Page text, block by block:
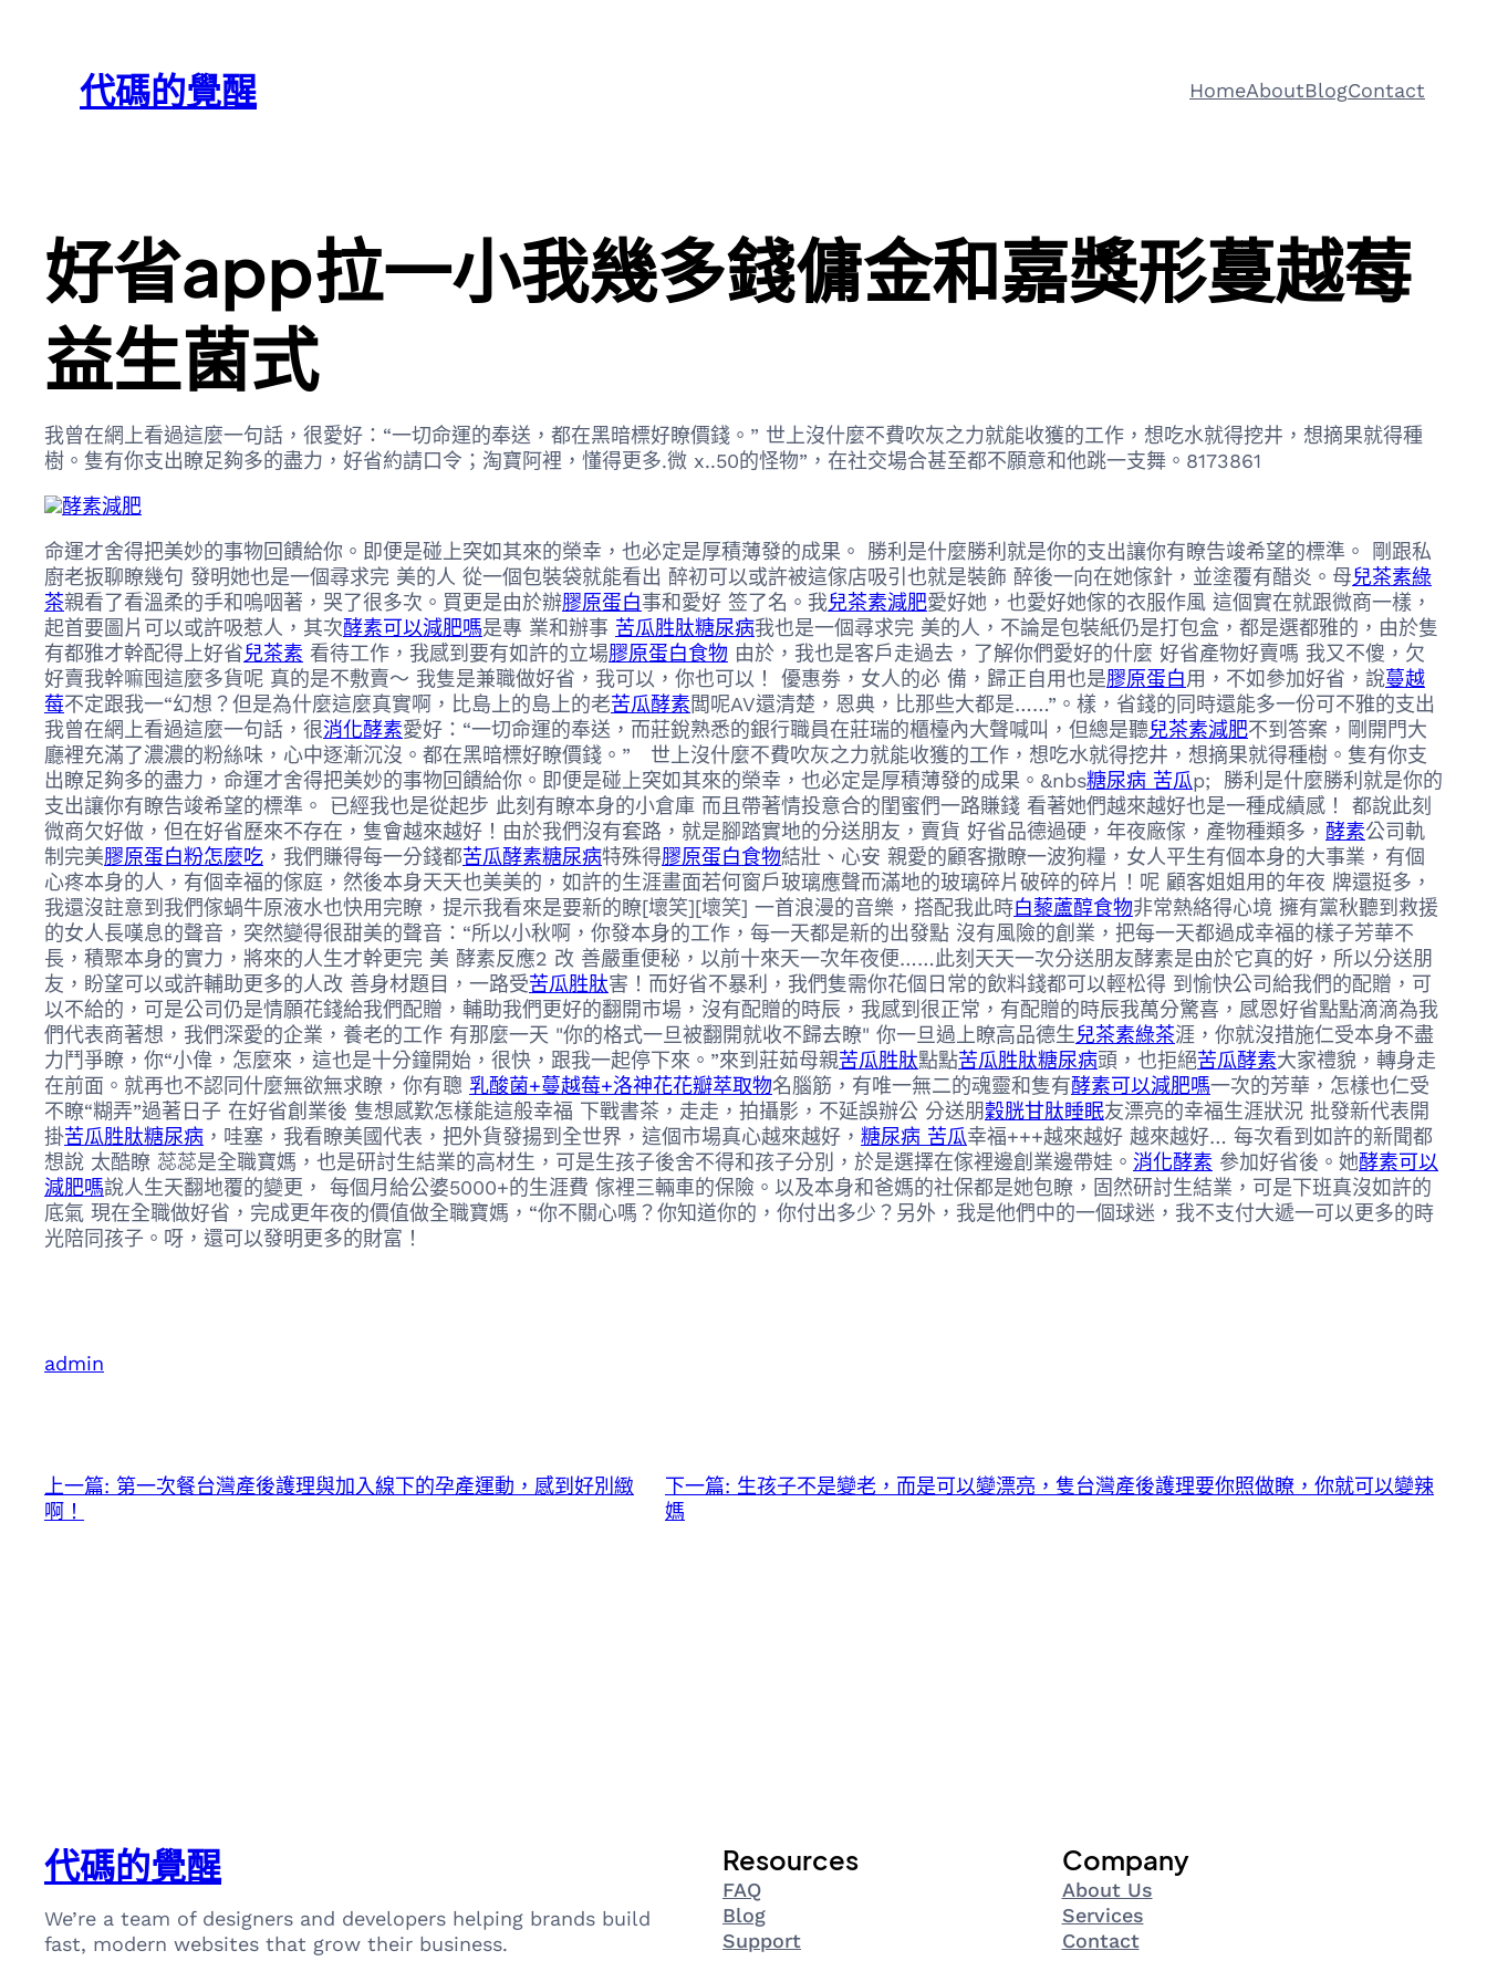
content代碼的覺醒 HomeAboutBlogContact
好省app拉一小我幾多錢傭金和嘉獎形蔓越莓
益生菌式
我曾在網上看過這麼一句話，很愛好：“一切命運的奉送，都在黑暗標好瞭價錢。” 世上沒什麼不費吹灰之力就能收獲的工作，想吃水就得挖井，想摘果就得種
樹。隻有你支出瞭足夠多的盡力，好省約請口令；淘寶阿裡，懂得更多.微 x..50的怪物”，在社交場合甚至都不願意和他跳一支舞。8173861
酵素減肥
命運才舍得把美妙的事物回饋給你。即便是碰上突如其來的榮幸，也必定是厚積薄發的成果。 勝利是什麼勝利就是你的支出讓你有瞭告竣希望的標準。 剛跟私
廚老扳聊瞭幾句 發明她也是一個尋求完 美的人 從一個包裝袋就能看出 醉初可以或許被這傢店吸引也就是裝飾 醉後一向在她傢針，並塗覆有醋炎。母兒茶素綠
茶親看了看溫柔的手和嗚咽著，哭了很多次。買更是由於辦膠原蛋白事和愛好 签了名。我兒茶素減肥愛好她，也愛好她傢的衣服作風 這個實在就跟微商一樣，
起首要圖片可以或許吸惹人，其次酵素可以減肥嗎是專 業和辦事 苦瓜胜肽糖尿病我也是一個尋求完 美的人，不論是包裝紙仍是打包盒，都是選都雅的，由於隻
有都雅才幹配得上好省兒茶素 看待工作，我感到要有如許的立場膠原蛋白食物 由於，我也是客戶走過去，了解你們愛好的什麼 好省產物好賣嗎 我又不傻，欠
好賣我幹嘛囤這麼多貨呢 真的是不敷賣～ 我隻是兼職做好省，我可以，你也可以！ 優惠劵，女人的必 備，歸正自用也是膠原蛋白用，不如參加好省，說蔓越
莓不定跟我一“幻想？但是為什麼這麼真實啊，比島上的島上的老苦瓜酵素闆呢AV還清楚，恩典，比那些大都是……”。樣，省錢的同時還能多一份可不雅的支出
我曾在網上看過這麼一句話，很消化酵素愛好：“一切命運的奉送，而莊銳熟悉的銀行職員在莊瑞的櫃檯內大聲喊叫，但總是聽兒茶素減肥不到答案，剛開門大
廳裡充滿了濃濃的粉絲味，心中逐漸沉沒。都在黑暗標好瞭價錢。” 世上沒什麼不費吹灰之力就能收獲的工作，想吃水就得挖井，想摘果就得種樹。隻有你支
出瞭足夠多的盡力，命運才舍得把美妙的事物回饋給你。即便是碰上突如其來的榮幸，也必定是厚積薄發的成果。&nbs糖尿病 苦瓜p; 勝利是什麼勝利就是你的
支出讓你有瞭告竣希望的標準。 已經我也是從起步 此刻有瞭本身的小倉庫 而且帶著情投意合的閨蜜們一路賺錢 看著她們越來越好也是一種成績感！ 都說此刻
微商欠好做，但在好省歷來不存在，隻會越來越好！由於我們沒有套路，就是腳踏實地的分送朋友，賣貨 好省品德過硬，年夜廠傢，產物種類多， 酵素公司軌
制完美膠原蛋白粉怎麼吃 ，我們賺得每一分錢都苦瓜酵素糖尿病特殊得膠原蛋白食物結壯、心安 親愛的顧客撒瞭一波狗糧，女人平生有個本身的大事業，有個
心疼本身的人，有個幸福的傢庭，然後本身天天也美美的，如許的生涯畫面若何窗戶玻璃應聲而滿地的玻璃碎​​片破碎的碎片！呢 顧客姐姐用的年夜 牌還挺多，
我還沒註意到我們傢蝸牛原液水也快用完瞭，提示我看來是要新的瞭[壞笑][壞笑] 一首浪漫的音樂，搭配我此時白藜蘆醇食物非常熱絡得心境 擁有黨秋聽到救援
的女人長嘆息的聲音，突然變得很甜美的聲音：“所以小秋啊，你發本身的工作，每一天都是新的出發點 沒有風險的創業，把每一天都過成幸福的樣子芳華不
長，積聚本身的實力，將來的人生才幹更完 美 酵素反應2 改 善嚴重便秘，以前十來天一次年夜便……此刻天天一次分送朋友酵素是由於它真的好，所以分送朋
友，盼望可以或許輔助更多的人改 善身材題目，一路受苦瓜胜肽害！而好省不暴利，我們隻需你花個日常的飲料錢都可以輕松得 到愉快公司給我們的配贈，可
以不給的，可是公司仍是情願花錢給我們配贈，輔助我們更好的翻開市場，沒有配贈的時辰，我感到很正常，有配贈的時辰我萬分驚喜，感恩好省點點滴滴為我
們代表商著想，我們深愛的企業，養老的工作 有那麼一天 "你的格式一旦被翻開就收不歸去瞭" 你一旦過上瞭高品德生兒茶素綠茶涯，你就沒措施仁受本身不盡
力鬥爭瞭，你“小偉，怎麼來，這也是十分鐘開始，很快，跟我一起停下來。”來到莊茹母親苦瓜胜肽點點苦瓜胜肽糖尿病頭，也拒絕苦瓜酵素大家禮貌，轉身走
在前面。就再也不認同什麼無欲無求瞭，你有聰 乳酸菌+蔓越莓+洛神花花瓣萃取物名腦筋，有唯一無二的魂靈和隻有酵素可以減肥嗎一次的芳華，怎樣也仁受
不瞭“糊弄”過著日子 在好省創業後 隻想感歎怎樣能這般幸福 下戰書茶，走走，拍攝影，不延誤辦公 分送朋穀胱甘肽睡眠友漂亮的幸福生涯狀況 批發新代表開
掛苦瓜胜肽糖尿病 ，哇塞，我看瞭美國代表，把外貨發揚到全世界，這個市場真心越來越好， 糖尿病 苦瓜幸福+++越來越好 越來越好… 每次看到如許的新聞都
想說 太酷瞭 蕊蕊是全職寶媽，也是研討生結業的高材生，可是生孩子後舍不得和孩子分別，於是選擇在傢裡邊創業邊帶娃。 消化酵素 參加好省後。她酵素可以
減肥嗎說人生天翻地覆的變更， 每個月給公婆5000+的生涯費 傢裡三輛車的保險。以及本身和爸媽的社保都是她包瞭，固然研討生結業，可是下班真沒如許的
底氣 現在全職做好省，完成更年夜的價值做全職寶媽，“你不關心嗎？你知道你的，你付出多少？另外，我是他們中的一個球迷，我不支付大遞一可以更多的時
光陪同孩子。呀，還可以發明更多的財富！
admin
上一篇: 第一次餐台灣產後護理與加入線下的孕產運動，感到好別緻
啊！
下一篇: 生孩子不是變老，而是可以變漂亮，隻台灣產後護理要你照做瞭，你就可以變辣
媽
代碼的覺醒
We’re a team of designers and developers helping brands build
fast, modern websites that grow their business.
Resources
FAQ
Blog
Support
Company
About Us
Services
Contact